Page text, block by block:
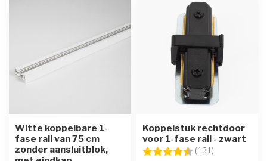
Witte koppelbare 1-
fase rail van 75 cm
zonder aansluitblok,
Koppelstuk rechtdoor
voor 1-fase rail - zwart
Beoordeling: (131)